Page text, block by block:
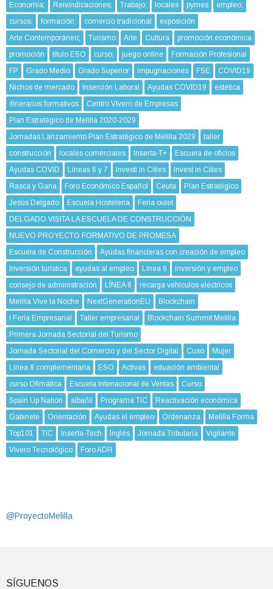
Economía;
Reivindicaciones; Trabajo; locales pymes
empleo;
cursos;
formación; comercio tradicional
exposición
Arte Contemporáneo;
Turismo Arte Cultura
promoción económica
promoción
título ESO curso; juego online
Formación Profesional
FP
Grado Medio Grado Superior impugnaciones FSE
COVID19
Nichos de mercado
Inserción Laboral Ayudas COVID19
estética
itinerarios formativos
Centro VIvero de Empresas
Plan Estratégico de Melilla 2020-2029
Jornadas Lanzamiento Plan Estratégico de Melilla 2029
taller
construcción
locales comerciales Inserta-T+
Escuela de oficios
Ayudas COVID
Líneas 6 y 7 Investi in Cities
Invest in Cities
Rasca y Gana
Foro Económico Español Ceuta
Plan Estratégico
Jesús Delgado
Escuela Hostelería
Feria oulet
DELGADO VISITA LA ESCUELA DE CONSTRUCCIÓN
NUEVO PROYECTO FORMATIVO DE PROMESA
Escuela de Construcción
Ayudas financieras con creación de empleo
Inversión turística
ayudas al empleo Línea 6
inversión y empleo
consejo de administración
LÍNEA 8
recarga vehículos eléctricos
Melilla Vive la Noche
NextGenerationEU
Blockchain
I Feria Empresarial
Taller empresarial
Blockchain Summit Melilla
Primera Jornada Sectorial del Turismo
Jornada Sectorial del Comercio y del Sector Digital
Cuso
Mujer
Línea 8 complementaria
ESO Activas
eduación ambiental
curso Ofimática
Escuela Intenacional de Ventas
Curso
Spain Up Nation
albañil Programa TIC
Reactivación económica
Gabinete
Orientación Ayudas el empleo Ordenanza
Melilla Forma
Top101
TIC Inserta-Tech Inglés Jornada Tributaria
Vigilante
Vivero Tecnológico
Foro ADR
@ProyectoMelilla
SÍGUENOS